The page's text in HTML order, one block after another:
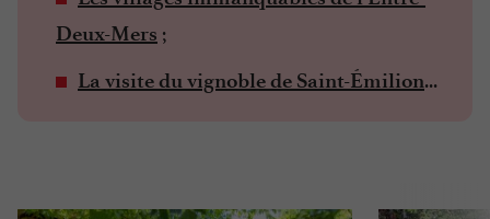
Deux-Mers ;
La visite du vignoble de Saint-Émilion...